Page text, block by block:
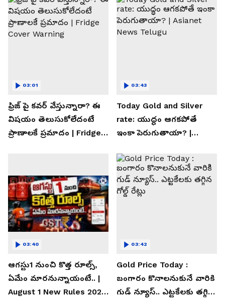
ఫ్రిజ్ పై కవర్ వేస్తున్నారా? ఈ
విషయం తెలుసుకోలేదంటే
ప్రాణాలకే ప్రమాదం | Fridge
03:01
Today Gold and Silver
rate: యుద్ధం ఆగకపోతే
ఇంకా పెరుగుతాయా? |
03:43
ఆగస్టు1 నుంచి కొత్త రూల్స్,
ఏమేం మారనున్నాయంటే.. |
August 1 New Rules 2026
03:40
Gold Price Today :
బంగారం కొనాలనుకునే వారికి
గుడ్ న్యూస్.. ఎట్టకేలకు తగ్గిన
03:42